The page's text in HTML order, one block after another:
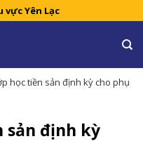
Yên Lạc
học tiền sản định kỳ cho phụ
sản định kỳ